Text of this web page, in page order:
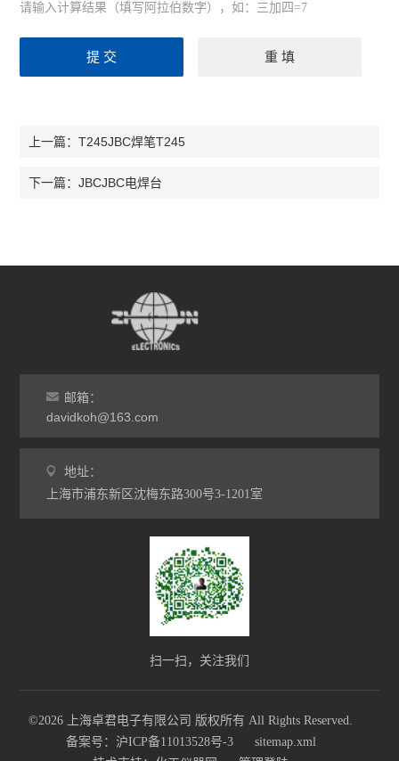
请输入计算结果（填写阿拉伯数字），如：三加四=7
上一篇：T245JBC焊笔T245
下一篇：JBCJBC电焊台
邮箱：
davidkoh@163.com
地址：
上海市浦东新区沈梅东路300号3-1201室
扫一扫，关注我们
©2026 上海卓君电子有限公司 版权所有 All Rights Reserved.
备案号：沪ICP备11013528号-3
sitemap.xml